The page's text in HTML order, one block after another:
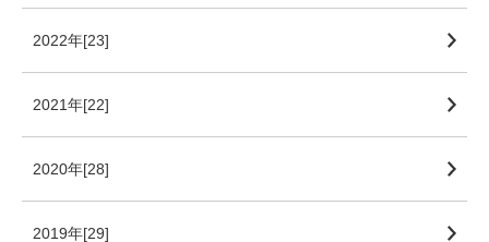
2022年[23]
2021年[22]
2020年[28]
2019年[29]